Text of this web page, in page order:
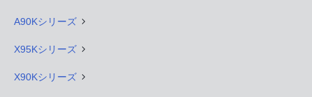
A90Kシリーズ
X95Kシリーズ
X90Kシリーズ